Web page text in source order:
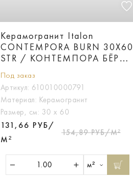
Керамогранит Italon
CONTEMPORA BURN 30X60
STR / КОНТЕМПОРА БЁРН
Под заказ
Артикул: 610010000791
Материал: Керамогранит
Размер, см: 30 х 60
131,66 РУБ/
М²
154,89 РУБ/М²
м²